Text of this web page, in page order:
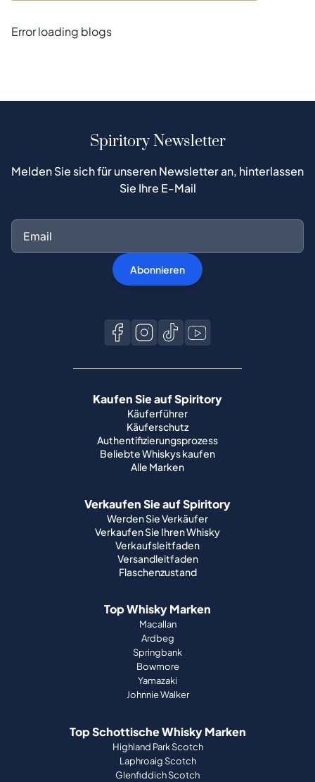
Error loading blogs
Spiritory Newsletter
Melden Sie sich für unseren Newsletter an, hinterlassen
Sie Ihre E-Mail
Abonnieren
Kaufen Sie auf Spiritory
Käuferführer
Käuferschutz
Authentifizierungsprozess
Beliebte Whiskys kaufen
Alle Marken
Verkaufen Sie auf Spiritory
Werden Sie Verkäufer
Verkaufen Sie Ihren Whisky
Verkaufsleitfaden
Versandleitfaden
Flaschenzustand
Top Whisky Marken
Macallan
Ardbeg
Springbank
Bowmore
Yamazaki
Johnnie Walker
Top Schottische Whisky Marken
Highland Park Scotch
Laphroaig Scotch
Glenfiddich Scotch